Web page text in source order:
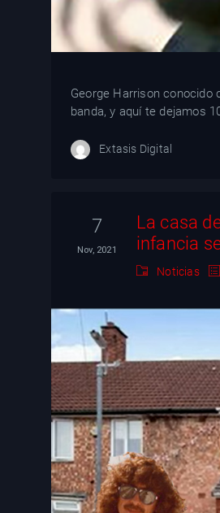
George Harrison
banda, y aquí te dejamos
Extasis Digital
7
Nov, 2021
La casa
infancia
Noticias